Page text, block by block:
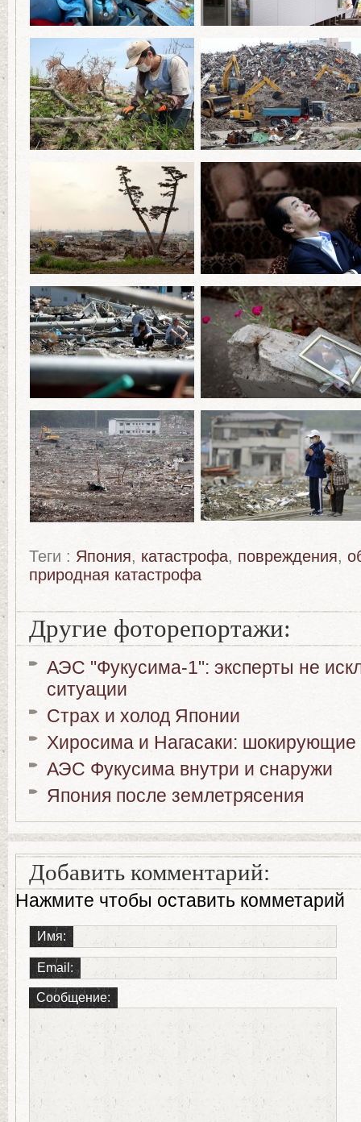
Теги : Япония, катастрофа, повреждения,
природная катастрофа
Другие фоторепортажи:
АЭС "Фукусима-1": эксперты не
ситуации
Страх и холод Японии
Хиросима и Нагасаки:
АЭС Фукусима внутри и снаружи
Япония после землетрясения
Добавить комментарий:
Нажмите чтобы оставить комметарий
Имя:
Email:
Сообщение: